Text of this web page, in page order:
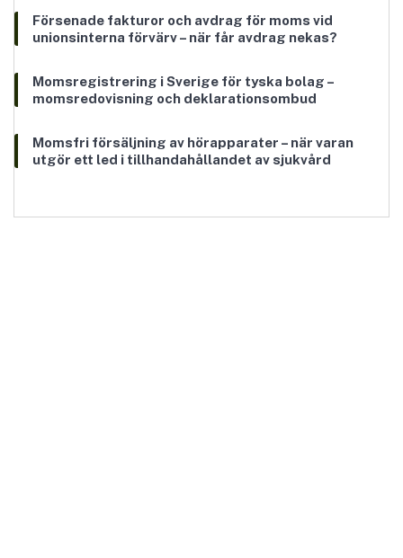
Försenade fakturor och avdrag för moms vid
unionsinterna förvärv – när får avdrag nekas?
Momsregistrering i Sverige för tyska bolag –
momsredovisning och deklarationsombud
Momsfri försäljning av hörapparater – när varan
utgör ett led i tillhandahållandet av sjukvård